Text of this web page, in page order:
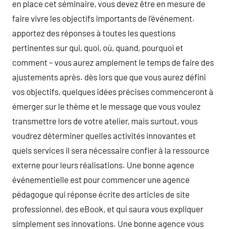
en place cet séminaire, vous devez être en mesure de
faire vivre les objectifs importants de l’événement.
apportez des réponses à toutes les questions
pertinentes sur qui, quoi, où, quand, pourquoi et
comment – vous aurez amplement le temps de faire des
ajustements après. dès lors que que vous aurez défini
vos objectifs, quelques idées précises commenceront à
émerger sur le thème et le message que vous voulez
transmettre lors de votre atelier, mais surtout, vous
voudrez déterminer quelles activités innovantes et
quels services il sera nécessaire confier à la ressource
externe pour leurs réalisations. Une bonne agence
événementielle est pour commencer une agence
pédagogue qui réponse écrite des articles de site
professionnel, des eBook, et qui saura vous expliquer
simplement ses innovations. Une bonne agence vous